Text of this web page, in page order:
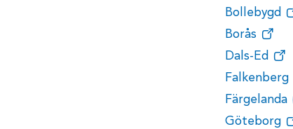
Bollebygd
Borås
Dals-Ed
Falkenberg
Färgelanda
Göteborg